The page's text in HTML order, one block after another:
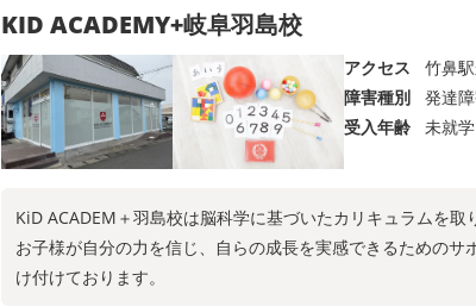
KID ACADEMY+岐阜羽島校
アクセス
竹鼻
障害種別
発達
受入年齢
未就
KiD ACADEM＋羽島校は脳科学に基づいたカリキュラムを
お子様が自分の力を信じ、自らの成長を実感できるための
け付けております。